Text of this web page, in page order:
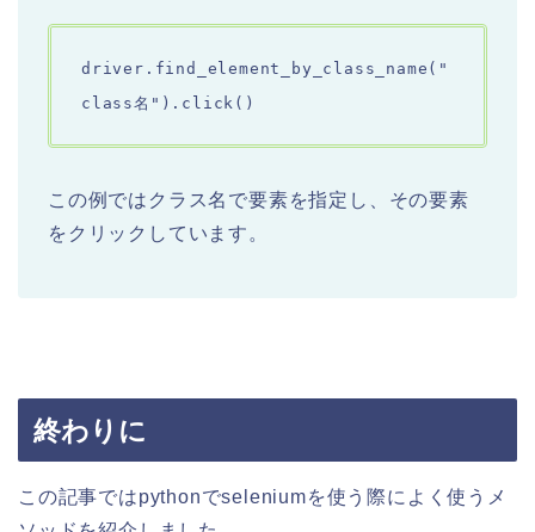
driver.find_element_by_class_name("
class名").click()
この例ではクラス名で要素を指定し、その要素
をクリックしています。
終わりに
この記事ではpythonでseleniumを使う際によく使うメ